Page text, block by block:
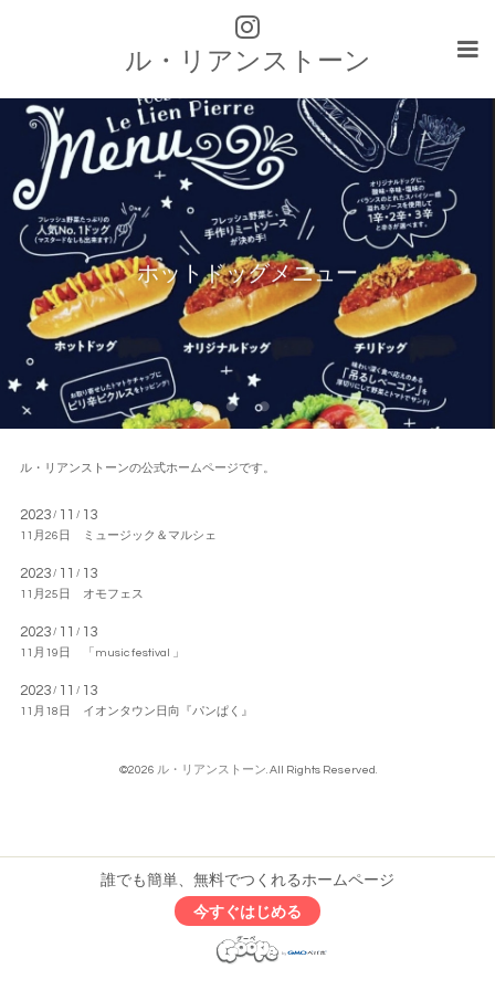
ル・リアンストーン
ホットドッグメニュー
ル・リアンストーンの公式ホームページです。
2023 / 11 / 13
11月26日 ミュージック＆マルシェ
2023 / 11 / 13
11月25日 オモフェス
2023 / 11 / 13
11月19日 「music festival 」
2023 / 11 / 13
11月18日 イオンタウン日向『パンぱく』
©2026 ル・リアンストーン. All Rights Reserved.
誰でも簡単、無料でつくれるホームページ
今すぐはじめる